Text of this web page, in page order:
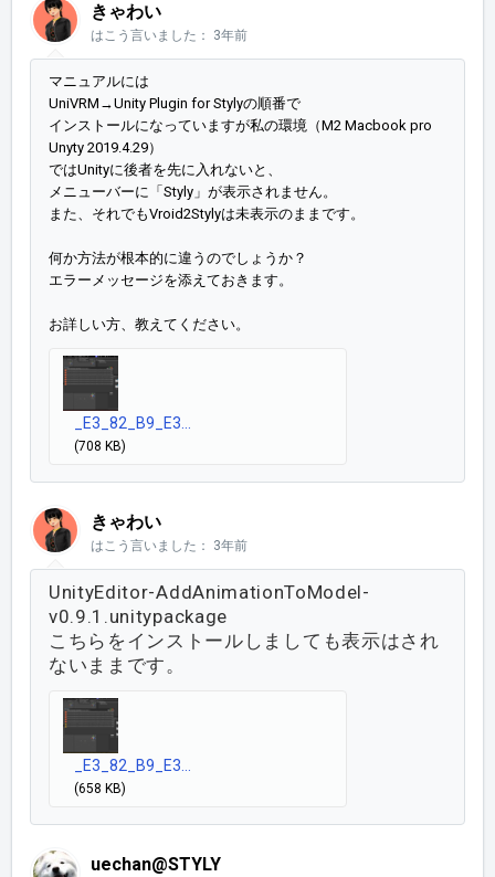
きゃわい
はこう言いました： 3年前
マニュアルには
UniVRM→Unity Plugin for Stylyの順番で
インストールになっていますが私の環境（M2 Macbook pro
Unyty 2019.4.29）
ではUnityに後者を先に入れないと、
メニューバーに「Styly」が表示されません。
また、それでもVroid2Stylyは未表示のままです。
何か方法が根本的に違うのでしょうか？
エラーメッセージを添えておきます。
お詳しい方、教えてください。
_E3_82_B9_E3...
(708 KB)
きゃわい
はこう言いました： 3年前
UnityEditor-AddAnimationToModel-
v0.9.1.unitypackage
こちらをインストールしましても表示はされ
ないままです。
_E3_82_B9_E3...
(658 KB)
uechan@STYLY